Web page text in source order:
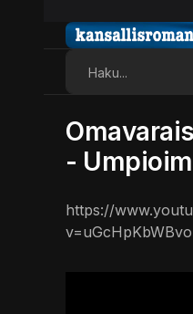
-
https://
v=uGcHpKbWBvo